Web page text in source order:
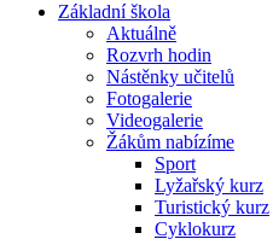
Základní škola
Aktuálně
Rozvrh hodin
Nástěnky učitelů
Fotogalerie
Videogalerie
Žákům nabízíme
Sport
Lyžařský kurz
Turistický kurz
Cyklokurz